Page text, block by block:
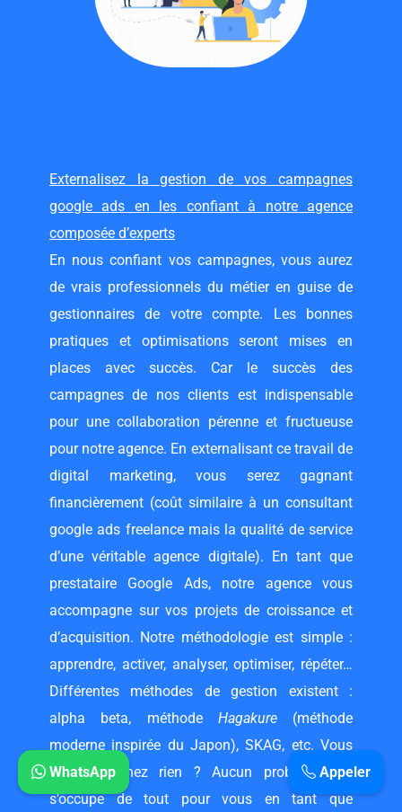
Externalisez la gestion de vos campagnes
google ads en les confiant à notre agence
composée d’experts
En nous confiant vos campagnes, vous aurez
de vrais professionnels du métier en guise de
gestionnaires de votre compte. Les bonnes
pratiques et optimisations seront mises en
places avec succès. Car le succès des
campagnes de nos clients est indispensable
pour une collaboration pérenne et fructueuse
pour notre agence. En externalisant ce travail de
digital marketing, vous serez gagnant
financièrement (coût similaire à un consultant
google ads freelancemais la qualité de service
d’une véritable agence digitale). En tant que
prestataire Google Ads, notre agence vous
accompagne sur vos projets de croissance et
d’acquisition. Notre méthodologie est simple :
apprendre, activer, analyser, optimiser, répéter…
Différentes méthodes de gestion existent :
alpha beta, méthode Hagakure(méthode
moderne inspirée du Japon), SKAG, etc. Vous
n’y comprenez rien ? Aucun problème, on
s’occupe de tout pour vous en tant que
Appeler
WhatsApp